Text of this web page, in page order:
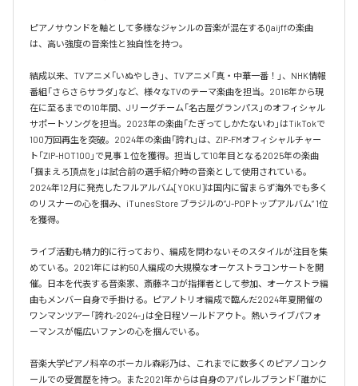
ピアノサウンドを軸として多様なジャンルの音楽が混在するQaijffの楽曲
は、高い強度の音楽性と独自性を持つ。
結成以来、TVアニメ「いぬやしき」、TVアニメ「真・中華一番！」、NHK情報
番組「さらさらサラダ」など、様々なTVのテーマ楽曲を担当。2016年から現
在に至るまでの10年間、Jリーグチーム「名古屋グランパス」のオフィシャル
サポートソングを担当。2023年の楽曲「たぎってしかたないわ」はTikTokで
100万回再生を突破。2024年の楽曲「誇れ」は、ZIP-FMオフィシャルチャー
ト「ZIP-HOT100」で見事１位を獲得。担当して10年目となる2025年の楽曲
「掴まえろ頂点を」は試合前の選手紹介時の音楽として使用されている。
2024年12月に発売したフルアルバム[YOKU]は国内に留まらず海外でも多く
のリスナーの心を掴み、iTunes Store ブラジルの”J-POPトップアルバム” 1位
を獲得。
ライブ活動も精力的に行っており、編成を問わないそのスタイルが注目を集
めている。2021年には約50人編成の大規模なオーケストラコンサートを開
催。日本を代表する音楽家、斎藤ネコが指揮者として参加、オーケストラ編
曲もメンバー自身で手掛ける。ピアノトリオ編成で臨んだ2024年夏開催の
ワンマンツアー「誇れ-2024-」は全日程ソールドアウト。熱いライブパフォ
ーマンスが幅広いファンの心を掴んでいる。
音楽大学ピアノ科卒のボーカル森彩乃は、これまでに数多くのピアノコンク
ールでの受賞歴を持つ。また2021年からは自身のアパレルブランド「誰かに